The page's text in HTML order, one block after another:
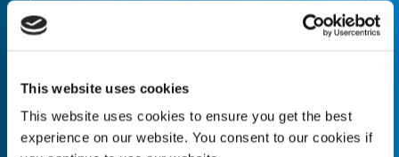
This website uses cookies
This website uses cookies to ensure you get the best
experience on our website. You consent to our cookies if
Quantity* Unit of Measure*
Empty